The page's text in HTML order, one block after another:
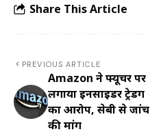
Share This Article
PREVIOUS ARTICLE
Amazon ने फ्यूचर पर
लगाया इनसाइडर ट्रेडिंग
का आरोप, सेबी से जांच
की मांग